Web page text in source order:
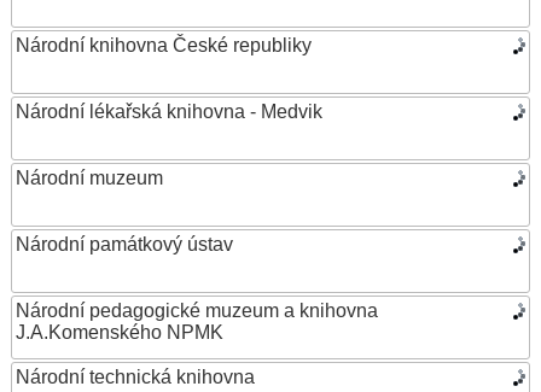
Národní knihovna České republiky
Národní lékařská knihovna - Medvik
Národní muzeum
Národní památkový ústav
Národní pedagogické muzeum a knihovna
J.A.Komenského NPMK
Národní technická knihovna